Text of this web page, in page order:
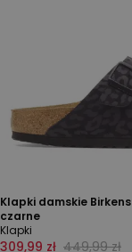
Klapki damskie
czarne
Klapki
309,99 zł 449,99 zł